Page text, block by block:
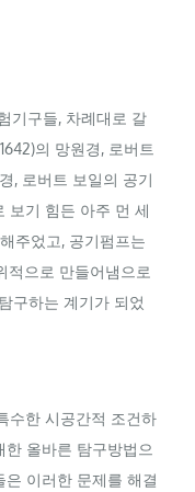
기구들, 차례대로 갈
의 망원경, 로버트
, 로버트 보일의 공기
보기 힘든 아주 먼 세
주었고, 공기펌프는
적으로 만들어냄으로
구하는 계기가 되었
수한 시공간적 조건하
올바른 탐구방법으
이러한 문제를 해결